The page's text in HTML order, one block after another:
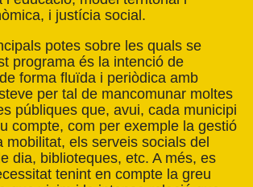
i justícia social.
potes sobre les quals se
programa és la intenció de
forma fluïda i periòdica amb
per tal de mancomunar moltes
públiques que, avui, cada municipi
compte, com per exemple la gestió
mobilitat, els serveis socials del
dia, biblioteques, etc. A més, es
tenint en compte la greu